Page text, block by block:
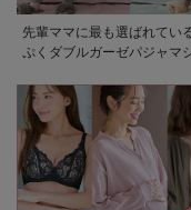
先輩ママに最も選ばれてい
ぷくダブルガーゼパジャマ